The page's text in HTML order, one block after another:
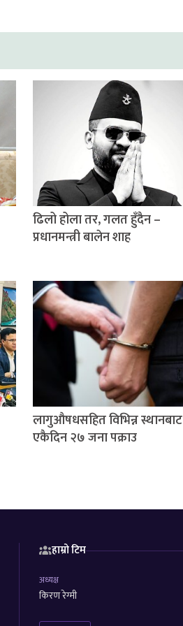
ढिलो होला तर, गलत हुँदैन –
प्रधानमन्त्री बालेन शाह
लागुऔषधसहित विभिन्न स्थानबाट
एकैदिन २७ जना पक्राउ
हाम्रो टिम
अध्यक्ष
किरण रेग्मी